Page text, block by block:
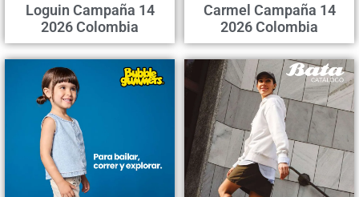
Loguin Campaña 14
2026 Colombia
Carmel Campaña 14
2026 Colombia